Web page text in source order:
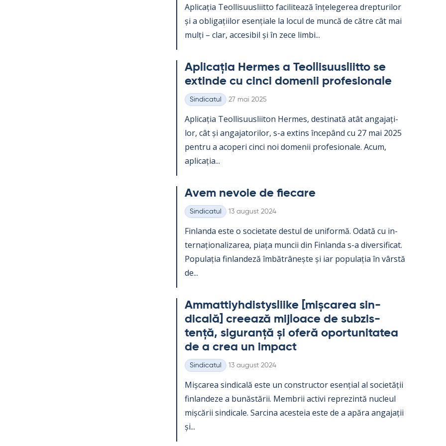
Aplicația Teol­li­suus­liitto faci­li­tează înțe­le­ge­rea drep­tu­ri­lor
și a obli­gații­lor esențiale la locul de muncă de către cât mai
mulți – clar, acce­si­bil și în zece limbi...
Aplicația Her­mes a Teol­li­suus­liitto se
ex­tinde cu cinci do­me­nii pro­fe­sio­nale
Categorii
Sindicatul Kirjoitettu
27 mai 2025
Aplicația Teol­li­suus­lii­ton Her­mes, des­ti­nată atât an­ga­jați­
lor, cât și an­ga­ja­to­ri­lor, s-a ex­tins începând cu 27 mai 2025
pentru a aco­peri cinci noi do­me­nii pro­fe­sio­nale. Acum,
aplicația...
Avem ne­voie de fiecare
Categorii
Sindicatul Kirjoitettu
13 august 2024
Fin­landa este o socie­tate des­tul de uni­formă. Odată cu in­
ter­națio­na­liza­rea, piața muncii din Fin­landa s-a di­ver­si­ficat.
Po­pu­lația fin­lan­deză îmbătrâ­nește și iar po­pu­lația în vârstă
de...
Am­mat­tiyh­dis­tys­liike [mișca­rea sin­
dicală] cree­ază mij­loace de subzis­
tență, si­gu­ranță și oferă opor­tu­ni­ta­tea
de a crea un im­pact
Categorii
Sindicatul Kirjoitettu
13 august 2024
Mișca­rea sin­dicală este un con­struc­tor esențial al societății
fin­lan­deze a bunăstă­rii. Mem­brii ac­tivi reprezintă nucleul
mișcă­rii sin­dicale. Sarcina aces­teia este de a apăra an­ga­jații
și...